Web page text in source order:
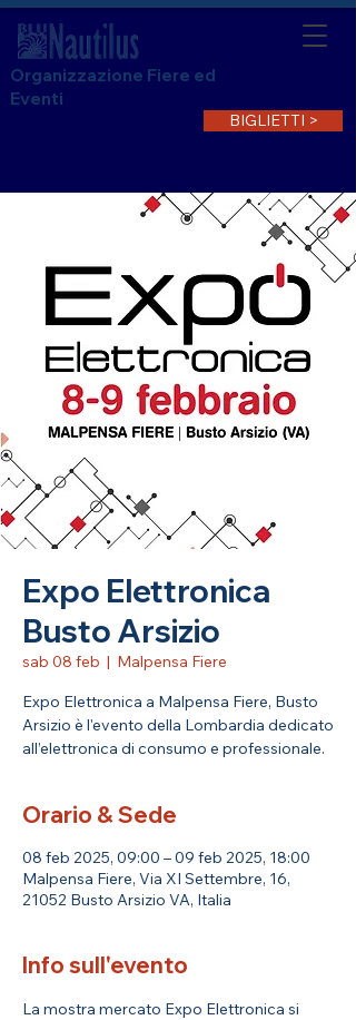
Organizzazione Fiere ed
Eventi
BIGLIETTI >
Expo Elettronica
Busto Arsizio
sab 08 feb
  |
Malpensa Fiere
Expo Elettronica a Malpensa Fiere, Busto
Arsizio è l'evento della Lombardia dedicato
all’elettronica di consumo e professionale.
Orario & Sede
08 feb 2025, 09:00 – 09 feb 2025, 18:00
Malpensa Fiere, Via XI Settembre, 16,
21052 Busto Arsizio VA, Italia
Info sull'evento
La mostra mercato Expo Elettronica si